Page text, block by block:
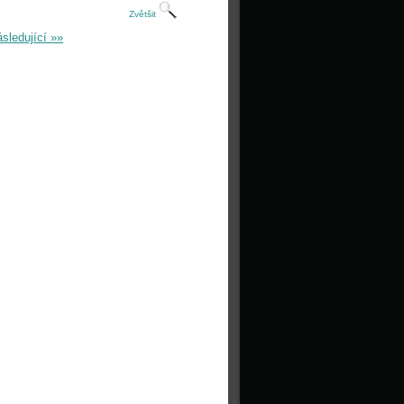
Zvětšit
»»